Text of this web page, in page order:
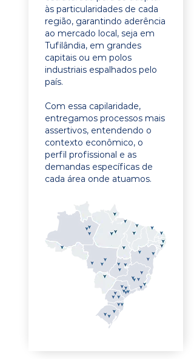
às particularidades de cada
região, garantindo aderência
ao mercado local, seja em
Tufilândia, em grandes
capitais ou em polos
industriais espalhados pelo
país.
Com essa capilaridade,
entregamos processos mais
assertivos, entendendo o
contexto econômico, o
perfil profissional e as
demandas específicas de
cada área onde atuamos.